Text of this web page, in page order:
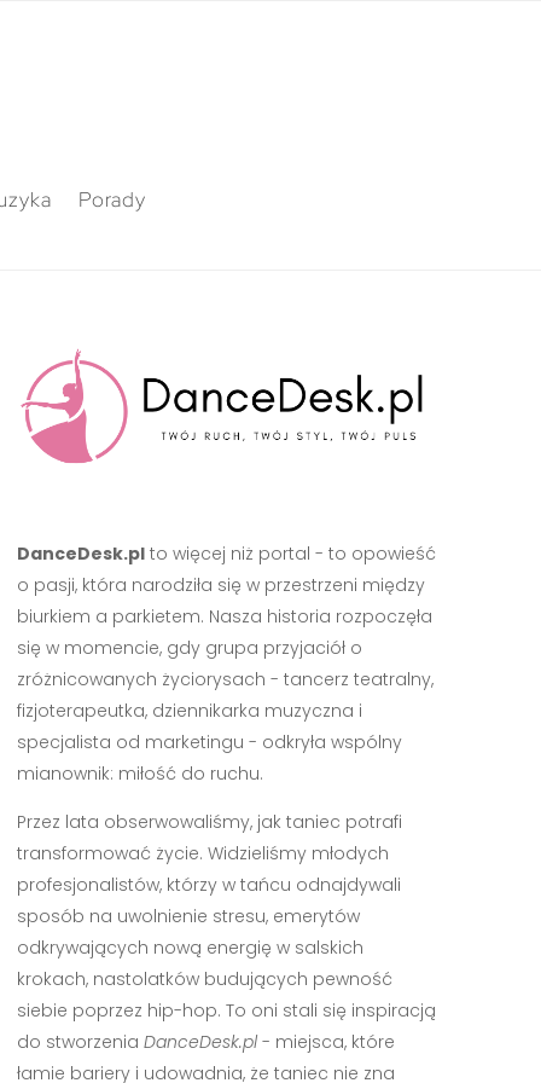
Porady
DanceDesk.plto więcej niż portal - to opowieść
o pasji, która narodziła się w przestrzeni między
biurkiem a parkietem. Nasza historia rozpoczęła
się w momencie, gdy grupa przyjaciół o
zróżnicowanych życiorysach - tancerz teatralny,
fizjoterapeutka, dziennikarka muzyczna i
specjalista od marketingu - odkryła wspólny
mianownik: miłość do ruchu.
Przez lata obserwowaliśmy, jak taniec potrafi
transformować życie. Widzieliśmy młodych
profesjonalistów, którzy w tańcu odnajdywali
sposób na uwolnienie stresu, emerytów
odkrywających nową energię w salskich
krokach, nastolatków budujących pewność
siebie poprzez hip-hop. To oni stali się inspiracją
do stworzenia DanceDesk.pl- miejsca, które
łamie bariery i udowadnia, że taniec nie zna